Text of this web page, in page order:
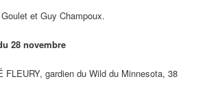
et Guy Champoux.
28 novembre
FLEURY, gardien du Wild du Minnesota, 38